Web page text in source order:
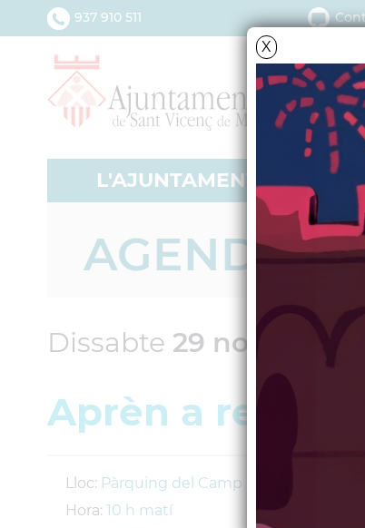
X
L'AJUNTAMENT
937 910 511
AGENDA
Dissabte 29 novembre
Aprèn a
Lloc: Pàrquing del Camp Municipal de
Hora: 10 h matí